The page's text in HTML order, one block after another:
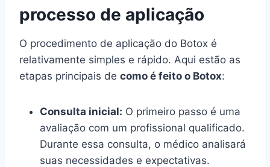
processo de aplicação
O procedimento de aplicação do Botox é
relativamente simples e rápido. Aqui estão as
etapas principais de como é feito o Botox:
Consulta inicial: O primeiro passo é uma
avaliação com um profissional qualificado.
Durante essa consulta, o médico analisará
suas necessidades e expectativas.